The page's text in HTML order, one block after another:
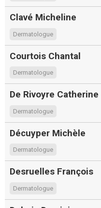
Clavé Micheline
Dermatologue
Courtois Chantal
Dermatologue
De Rivoyre Catherine
Dermatologue
Décuyper Michèle
Dermatologue
Desruelles François
Dermatologue